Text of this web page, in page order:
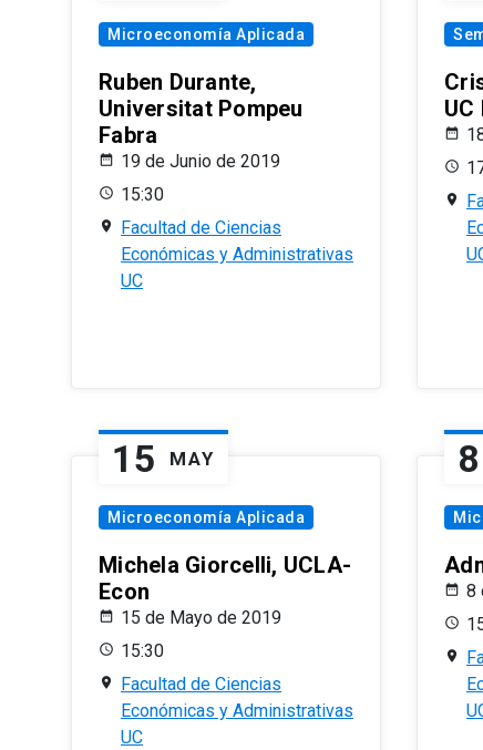
Microeconomía Aplicada
Ruben Durante,
Universitat Pompeu
Fabra
19 de Junio de 2019
15:30
Facultad de Ciencias
Económicas y Administrativas
UC
UC
15 MAY
Microeconomía Aplicada
Michela Giorcelli, UCLA-
Econ
15 de Mayo de 2019
15:30
Facultad de Ciencias
Económicas y Administrativas
UC
8
8